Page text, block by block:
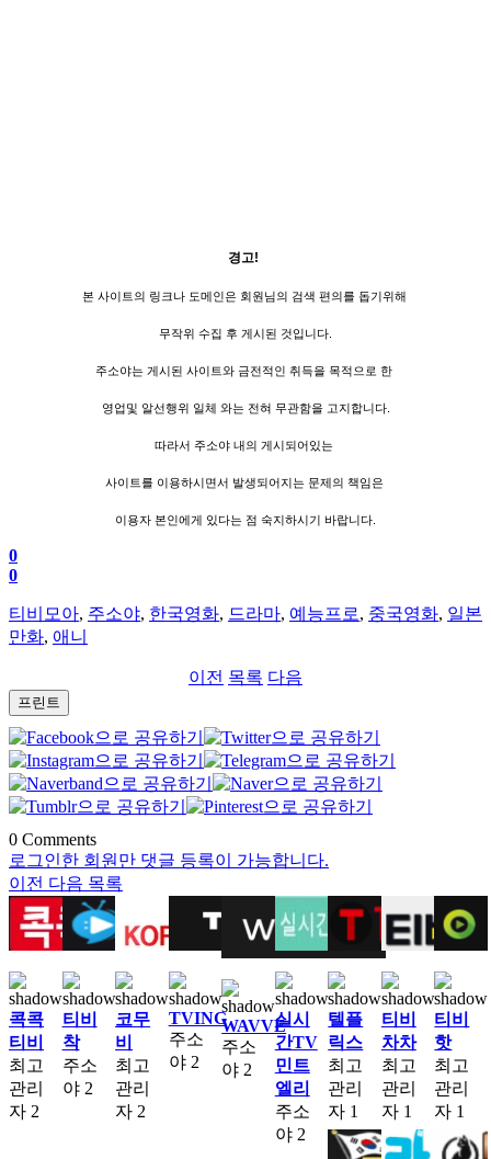
경고!
본 사이트의 링크나 도메인은 회원님의 검색 편의를 돕기위해
무작위 수집 후 게시된 것입니다.
주소야는 게시된 사이트와 금전적인 취득을 목적으로 한
영업및 알선행위 일체 와는 전혀 무관함을 고지합니다.
따라서 주소야 내의 게시되어있는
사이트를 이용하시면서 발생되어지는 문제의 책임은
이용자 본인에게 있다는 점 숙지하시기 바랍니다.
0
0
티비모아, 주소야, 한국영화, 드라마, 예능프로, 중국영화, 일본
만화, 애니
이전 목록 다음
프린트
0 Comments
로그인한 회원만 댓글 등록이 가능합니다.
이전 다음 목록
콕콕
티비
최고
관리
자 2
티비
착
주소
야 2
코무
비
최고
관리
자 2
TVING
주소
야 2
WAVVE
주소
야 2
실시
간TV
민트
엘리
주소
야 2
텔플
릭스
최고
관리
자 1
티비
차차
최고
관리
자 1
티비
핫
최고
관리
자 1